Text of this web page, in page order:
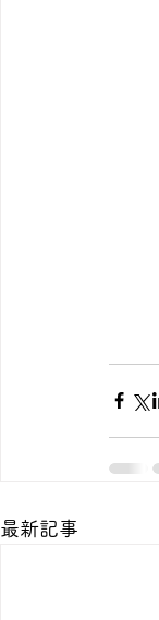
最新記事